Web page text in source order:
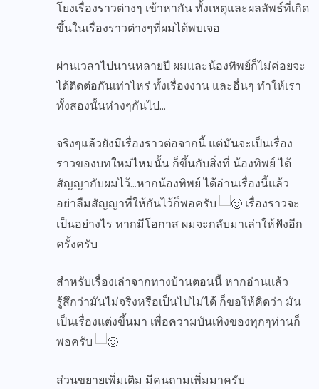
โยงเรื่องราวต่างๆ เข้าหากัน ทั้งเหตุและผลลัพธ์ที่เกิด
ขึ้นในเรื่องราวต่างๆที่ผมได้พบเจอ
ผ่านเวลาไปนานหลายปี ผมและน้องทิพย์ก็ไม่ค่อยจะ
ได้ติดต่อกันเท่าไหร่ ทั้งเรื่องงาน และอื่นๆ ทำให้เรา
ทั้งสองนั้นห่างๆกันไป…
จริงๆแล้วยังมีเรื่องราวต่อจากนี้ แต่มันจะเป็นเรื่อง
ราวของบทใหม่ไหมนั้น ก็ขึ้นกับสิ่งที่ น้องทิพย์ ได้
สัญญากับผมไว้…หากน้องทิพย์ ได้อ่านเรื่องนี้แล้ว
อย่าลืมสัญญาที่ให้กันไว้ก็พอครับ
เรื่องราวจะ
เป็นอย่างไร หากมีโอกาส ผมจะกลับมาเล่าให้ฟังอีก
ครั้งครับ
สำหรับเรื่องเล่าจากทางบ้านตอนนี้ หากอ่านแล้ว
รู้สึกว่ามันไม่จริงหรือเป็นไปไม่ได้ ก็ขอให้คิดว่า มัน
เป็นเรื่องแต่งขึ้นมา เพื่อความบันเทิงของทุกๆท่านก็
พอครับ
ส่วนขยายเพิ่มเติม มีคนถามเพิ่มมาครับ